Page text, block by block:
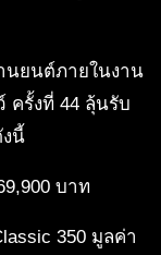
นยนต์ภายในงาน
ครั้งที่ 44 ลุ้นรับ
นี้
บาท
350 มูลค่า